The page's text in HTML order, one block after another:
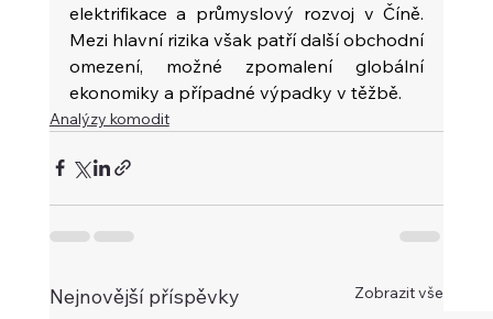
elektrifikace a průmyslový rozvoj v Číně.
Mezi hlavní rizika však patří další obchodní
omezení, možné zpomalení globální
ekonomiky a případné výpadky v těžbě.
Analýzy komodit
Nejnovější příspěvky Zobrazit vše